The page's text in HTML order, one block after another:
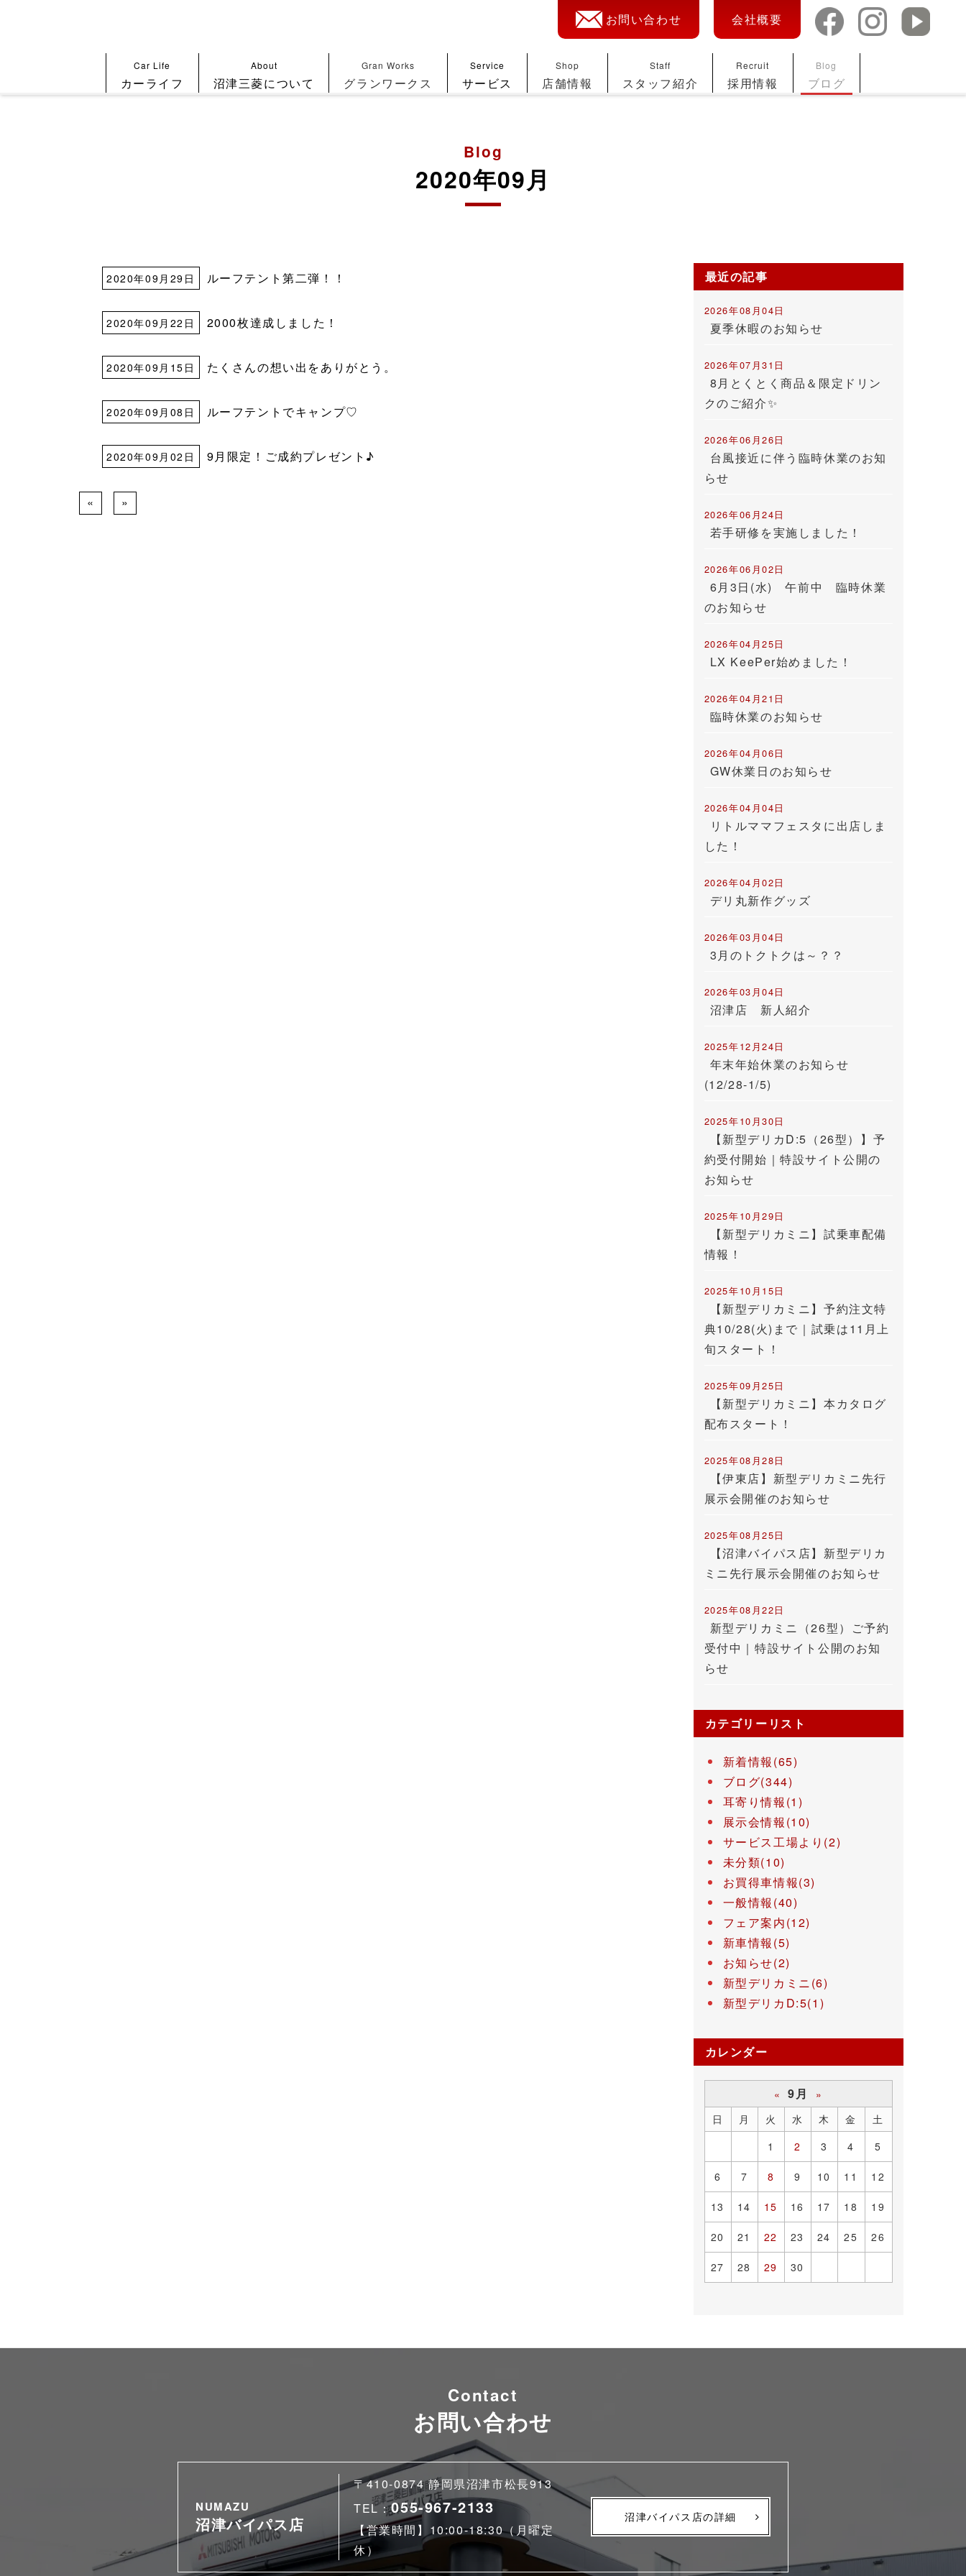
お問い合わせ 会社概要
Car Life
カーライフ
About
沼津三菱について
Gran Works
グランワークス
Service
サービス
Shop
店舗情報
Staff
スタッフ紹介
Recruit
採用情報
Blog
ブログ
Blog
2020年09月
2020年09月29日 ルーフテント第二弾！！
2020年09月22日 2000枚達成しました！
2020年09月15日 たくさんの想い出をありがとう。
2020年09月08日 ルーフテントでキャンプ♡
2020年09月02日 9月限定！ご成約プレゼント♪
« »
最近の記事
2026年08月04日
夏季休暇のお知らせ
2026年07月31日
8月とくとく商品＆限定ドリン
クのご紹介✨
2026年06月26日
台風接近に伴う臨時休業のお知
らせ
2026年06月24日
若手研修を実施しました！
2026年06月02日
6月3日(水) 午前中 臨時休業
のお知らせ
2026年04月25日
LX KeePer始めました！
2026年04月21日
臨時休業のお知らせ
2026年04月06日
GW休業日のお知らせ
2026年04月04日
リトルママフェスタに出店しま
した！
2026年04月02日
デリ丸新作グッズ
2026年03月04日
3月のトクトクは～？？
2026年03月04日
沼津店 新人紹介
2025年12月24日
年末年始休業のお知らせ
(12/28-1/5)
2025年10月30日
【新型デリカD:5（26型）】予
約受付開始｜特設サイト公開の
お知らせ
2025年10月29日
【新型デリカミニ】試乗車配備
情報！
2025年10月15日
【新型デリカミニ】予約注文特
典10/28(火)まで｜試乗は11月上
旬スタート！
2025年09月25日
【新型デリカミニ】本カタログ
配布スタート！
2025年08月28日
【伊東店】新型デリカミニ先行
展示会開催のお知らせ
2025年08月25日
【沼津バイパス店】新型デリカ
ミニ先行展示会開催のお知らせ
2025年08月22日
新型デリカミニ（26型）ご予約
受付中｜特設サイト公開のお知
らせ
カテゴリーリスト
新着情報(65)
ブログ(344)
耳寄り情報(1)
展示会情報(10)
サービス工場より(2)
未分類(10)
お買得車情報(3)
一般情報(40)
フェア案内(12)
新車情報(5)
お知らせ(2)
新型デリカミニ(6)
新型デリカD:5(1)
カレンダー
« 9月
»
日
月 火 水 木 金
土
1
2 3 4 5
6 7 8 9 10 11 12
13 14 15 16 17 18 19
20 21 22 23 24 25 26
27 28 29 30
Contact
お問い合わせ
NUMAZU
沼津バイパス店
〒410-0874 静岡県沼津市松長913
TEL：055-967-2133
【営業時間】10:00-18:30（月曜定
休）
沼津バイパス店の詳細